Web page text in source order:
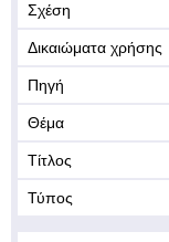
Σχέση
Δικαιώματα χρήσης
Πηγή
Θέμα
Τίτλος
Τύπος